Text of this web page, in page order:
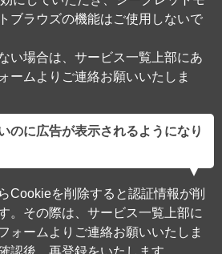
ブラウズの機能はご使用しないで
い場合は、サービス一覧上部にあ
ームよりご連絡お願いいたしま
のに広告が表示されるようになり
Cookieを削除すると認証情報が削
。その際は、サービス一覧上部に
ォームよりご連絡お願いいたしま